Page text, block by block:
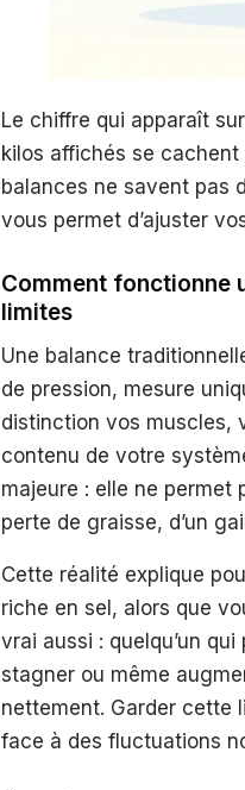
Le chiffre qui apparaît
kilos affichés se
balances ne savent pas
vous permet d’ajuster
Comment fonctionne
limites
Une balance
de pression, mesure
distinction vos muscles,
contenu de votre
majeure : elle ne permet
perte de graisse, d’un
Cette réalité explique
riche en sel, alors que
vrai aussi : quelqu’un
stagner ou même
nettement. Garder cette
face à des fluctuations